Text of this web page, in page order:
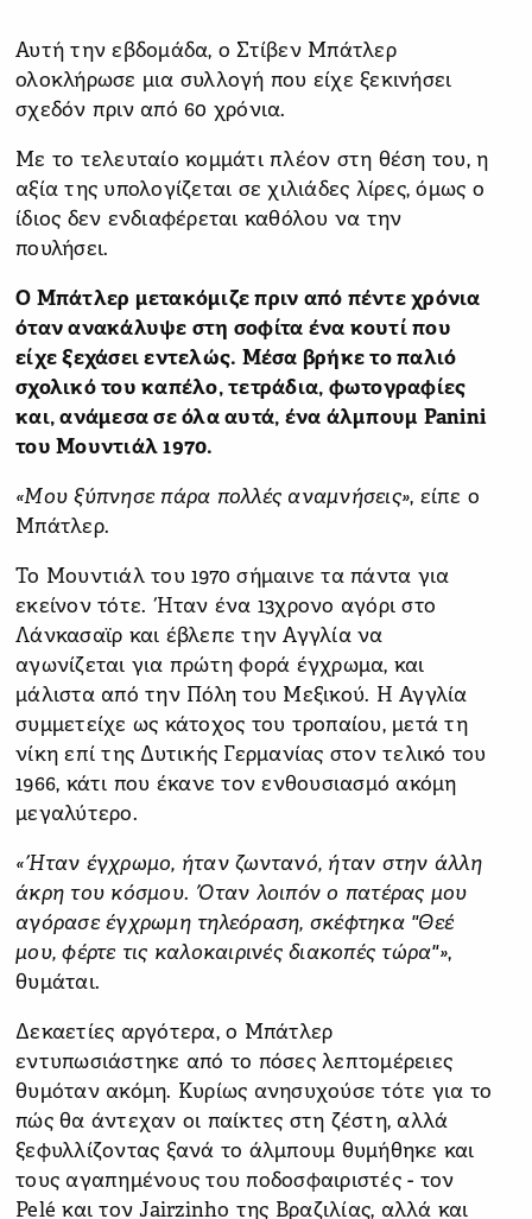
Αυτή την εβδομάδα, ο Στίβεν Μπάτλερ
ολοκλήρωσε μια συλλογή που είχε ξεκινήσει
σχεδόν πριν από 60 χρόνια.
Με το τελευταίο κομμάτι πλέον στη θέση του, η
αξία της υπολογίζεται σε χιλιάδες λίρες, όμως ο
ίδιος δεν ενδιαφέρεται καθόλου να την
πουλήσει.
Ο Μπάτλερ μετακόμιζε πριν από πέντε χρόνια
όταν ανακάλυψε στη σοφίτα ένα κουτί που
είχε ξεχάσει εντελώς. Μέσα βρήκε το παλιό
σχολικό του καπέλο, τετράδια, φωτογραφίες
και, ανάμεσα σε όλα αυτά, ένα άλμπουμ Panini
του Μουντιάλ 1970.
«Μου ξύπνησε πάρα πολλές αναμνήσεις», είπε ο
Μπάτλερ.
Το Μουντιάλ του 1970 σήμαινε τα πάντα για
εκείνον τότε. Ήταν ένα 13χρονο αγόρι στο
Λάνκασαϊρ και έβλεπε την Αγγλία να
αγωνίζεται για πρώτη φορά έγχρωμα, και
μάλιστα από την Πόλη του Μεξικού. Η Αγγλία
συμμετείχε ως κάτοχος του τροπαίου, μετά τη
νίκη επί της Δυτικής Γερμανίας στον τελικό του
1966, κάτι που έκανε τον ενθουσιασμό ακόμη
μεγαλύτερο.
«Ήταν έγχρωμο, ήταν ζωντανό, ήταν στην άλλη
άκρη του κόσμου. Όταν λοιπόν ο πατέρας μου
αγόρασε έγχρωμη τηλεόραση, σκέφτηκα "Θεέ
μου, φέρτε τις καλοκαιρινές διακοπές τώρα"»,
θυμάται.
Δεκαετίες αργότερα, ο Μπάτλερ
εντυπωσιάστηκε από το πόσες λεπτομέρειες
θυμόταν ακόμη. Κυρίως ανησυχούσε τότε για το
πώς θα άντεχαν οι παίκτες στη ζέστη, αλλά
ξεφυλλίζοντας ξανά το άλμπουμ θυμήθηκε και
τους αγαπημένους του ποδοσφαιριστές - τον
Pelé και τον Jairzinho της Βραζιλίας, αλλά και